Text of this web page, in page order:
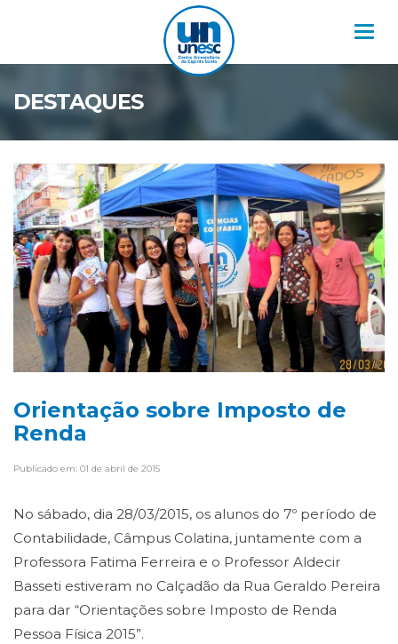
DESTAQUES
Orientação sobre Imposto de
Renda
Publicado em: 01 de abril de 2015
No sábado, dia 28/03/2015, os alunos do 7º período de
Contabilidade, Câmpus Colatina, juntamente com a
Professora Fatima Ferreira e o Professor Aldecir
Basseti estiveram no Calçadão da Rua Geraldo Pereira
para dar “Orientações sobre Imposto de Renda
Pessoa Física 2015”.